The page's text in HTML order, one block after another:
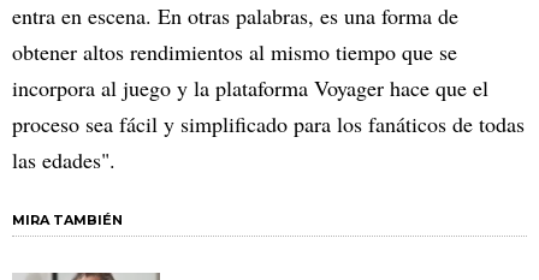
entra en escena. En otras palabras, es una forma de
obtener altos rendimientos al mismo tiempo que se
incorpora al juego y la plataforma Voyager hace que el
proceso sea fácil y simplificado para los fanáticos de todas
las edades".
MIRA TAMBIÉN